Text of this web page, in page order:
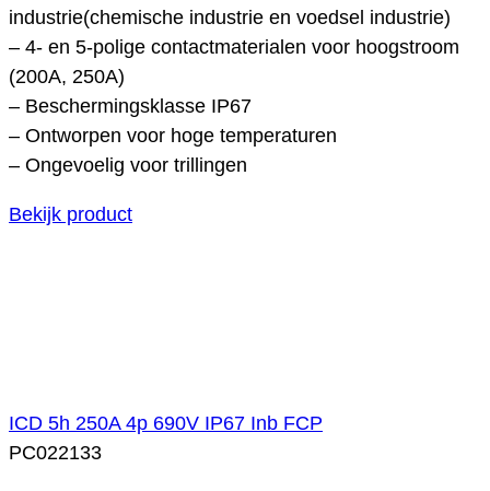
industrie(chemische industrie en voedsel industrie)
– 4- en 5-polige contactmaterialen voor hoogstroom
(200A, 250A)
– Beschermingsklasse IP67
– Ontworpen voor hoge temperaturen
– Ongevoelig voor trillingen
Bekijk product
ICD 5h 250A 4p 690V IP67 Inb FCP
PC022133